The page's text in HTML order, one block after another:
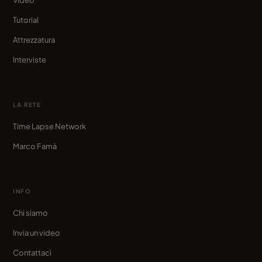
Tutorial
Attrezzatura
Interviste
LA RETE
Time Lapse Network
Marco Famà
INFO
Chi siamo
Invia un video
Contattaci